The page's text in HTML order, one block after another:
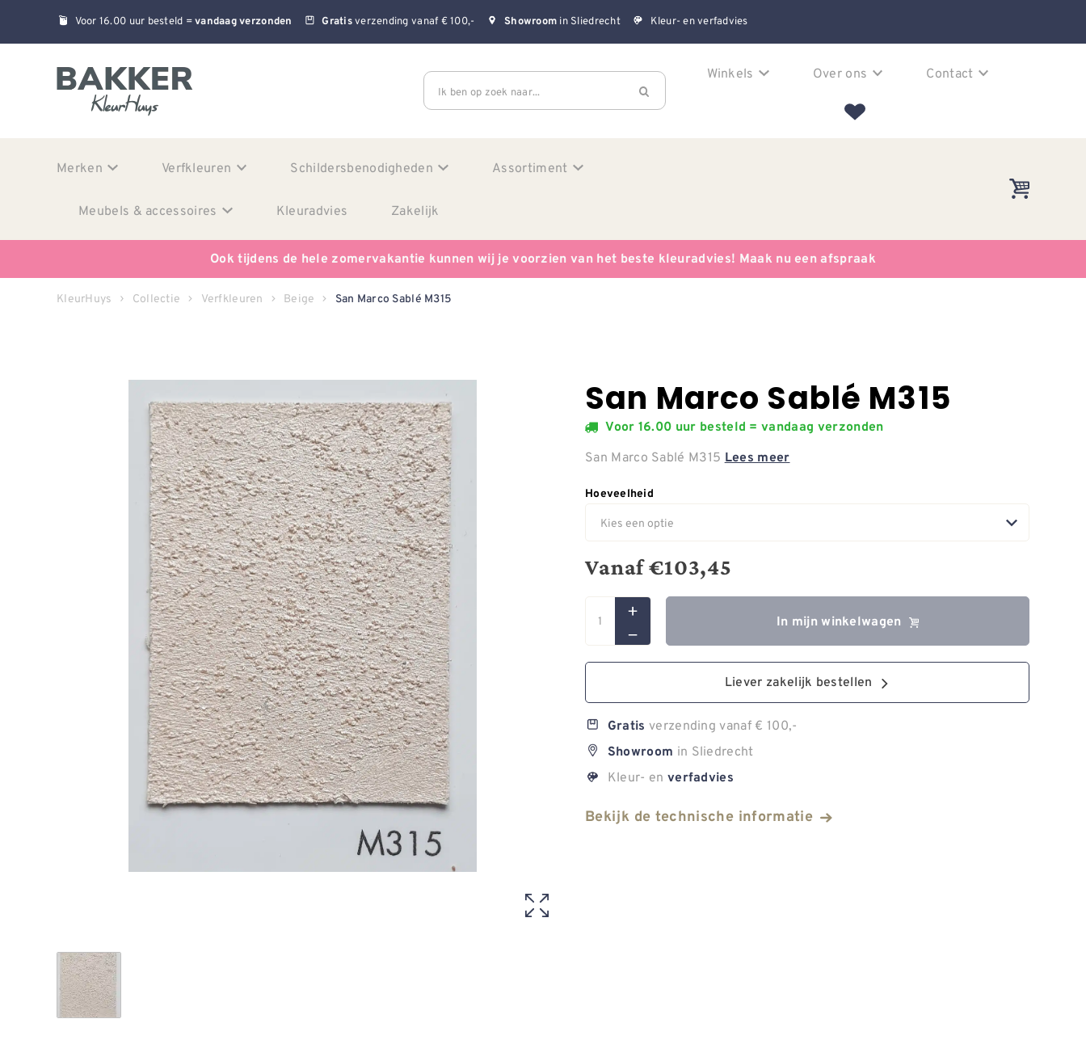
Voor 16.00 uur besteld =vandaag verzonden Gratisverzending vanaf € 100,- Showroom in Sliedrecht Kleur- en verfadvies
Ik ben op zoek naar...
Winkels Over ons Contact
Merken Verfkleuren Schildersbenodigheden Assortiment
Meubels & accessoires Kleuradvies Zakelijk
Ook tijdens de hele zomervakantie kunnen wij je voorzien van het beste kleuradvies! Maak nu een afspraak
KleurHuys Collectie Verfkleuren Beige San Marco Sablé M315
San Marco Sablé M315
Voor 16.00 uur besteld = vandaag verzonden
San Marco Sablé M315 Lees meer
Hoeveelheid
Vanaf€103,45
In mijn winkelwagen
Liever zakelijk bestellen
Gratis verzending vanaf € 100,-
Showroom in Sliedrecht
Kleur- en verfadvies
Bekijk de technische informatie